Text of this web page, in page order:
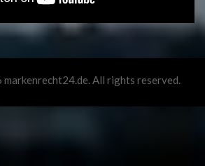
All rights reserved.